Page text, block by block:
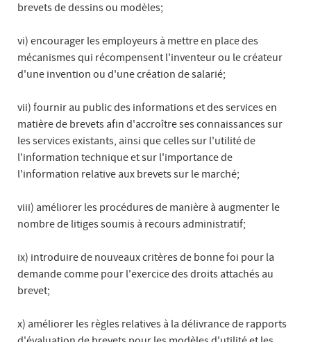
brevets de dessins ou modèles;
vi) encourager les employeurs à mettre en place des
mécanismes qui récompensent l'inventeur ou le créateur
d'une invention ou d'une création de salarié;
vii) fournir au public des informations et des services en
matière de brevets afin d'accroître ses connaissances sur
les services existants, ainsi que celles sur l'utilité de
l'information technique et sur l'importance de
l'information relative aux brevets sur le marché;
viii) améliorer les procédures de manière à augmenter le
nombre de litiges soumis à recours administratif;
ix) introduire de nouveaux critères de bonne foi pour la
demande comme pour l'exercice des droits attachés au
brevet;
x) améliorer les règles relatives à la délivrance de rapports